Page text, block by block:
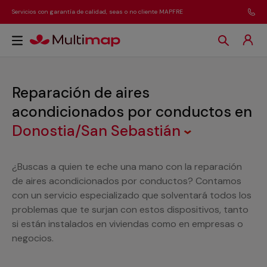
Servicios con garantía de calidad, seas o no cliente MAPFRE
Reparación de aires
acondicionados por conductos en
Donostia/San Sebastián
¿Buscas a quien te eche una mano con la reparación
de aires acondicionados por conductos? Contamos
con un servicio especializado que solventará todos los
problemas que te surjan con estos dispositivos, tanto
si están instalados en viviendas como en empresas o
negocios.